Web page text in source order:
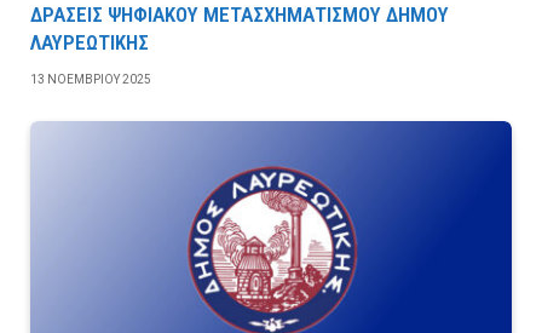
ΔΡΑΣΕΙΣ ΨΗΦΙΑΚΟΥ ΜΕΤΑΣΧΗΜΑΤΙΣΜΟΥ ΔΗΜΟΥ
ΛΑΥΡΕΩΤΙΚΗΣ
13 ΝΟΕΜΒΡΊΟΥ 2025